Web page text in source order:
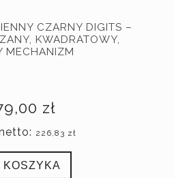
CZARNY DIGITS –
KWADRATOWY,
MECHANIZM
zł
226,83 zł
KOSZYKA